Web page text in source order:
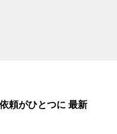
頼がひとつに 最新